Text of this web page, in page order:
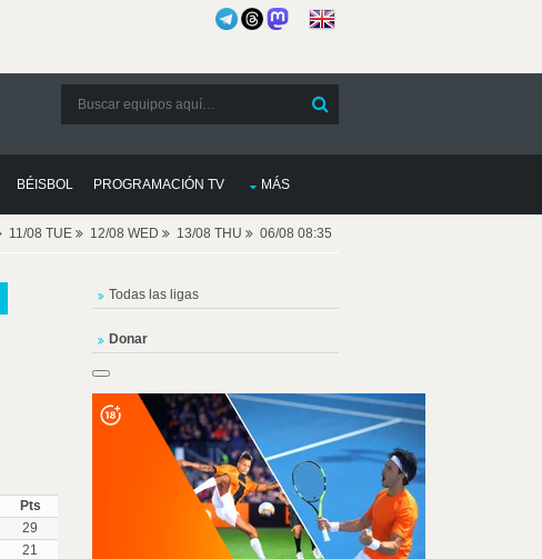
BÉISBOL PROGRAMACIÓN TV MÁS
11/08 TUE 12/08 WED 13/08 THU 06/08 08:35
Pts
29
21
Todas las ligas
Donar